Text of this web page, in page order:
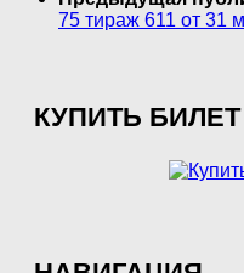
75 тираж 611 от 31
КУПИТЬ